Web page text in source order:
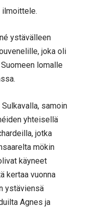
ilmoittele.
ystävälleen
joka oli
lomalle
samoin
yhteisellä
jotka
mökin
käyneet
kertaa vuonna
ystäviensä
Agnes ja